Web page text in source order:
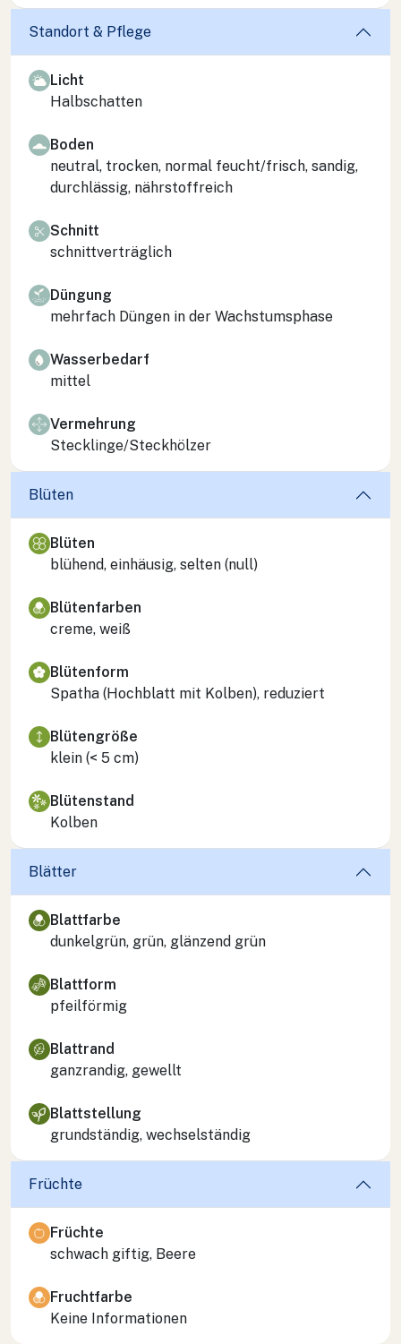
Standort & Pflege
Licht
Halbschatten
Boden
neutral, trocken, normal feucht/frisch, sandig,
durchlässig, nährstoffreich
Schnitt
schnittverträglich
Düngung
mehrfach Düngen in der Wachstumsphase
Wasserbedarf
mittel
Vermehrung
Stecklinge/Steckhölzer
Blüten
Blüten
blühend, einhäusig, selten (null)
Blütenfarben
creme, weiß
Blütenform
Spatha (Hochblatt mit Kolben), reduziert
Blütengröße
klein (< 5 cm)
Blütenstand
Kolben
Blätter
Blattfarbe
dunkelgrün, grün, glänzend grün
Blattform
pfeilförmig
Blattrand
ganzrandig, gewellt
Blattstellung
grundständig, wechselständig
Früchte
Früchte
schwach giftig, Beere
Fruchtfarbe
Keine Informationen